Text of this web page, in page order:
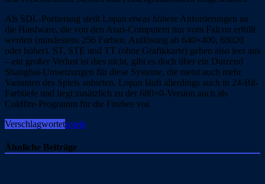
Als SDL-Portierung stellt Lopan etwas höhere Anforderungen an
die Hardware, die von den Atari-Computern nur vom Falcon erfüllt
werden (mindestens 256 Farben, Auflösung ab 640×400, 68020
oder höher). ST, STE und TT (ohne Grafikkarte) gehen also leer aus
– ein großer Verlust ist dies nicht, gibt es doch über ein Dutzend
Shanghai-Umsetzungen für diese Systeme, die meist auch mehr
Varianten des Spiels anbieten. Lopan läuft allerdings auch in 24-Bit-
Farbtiefe und liegt zusätzlich zu der 680×0-Version auch als
Coldfire-Programm für die Firebee vor.
Verschlagwortetspiele
Ähnliche Beiträge